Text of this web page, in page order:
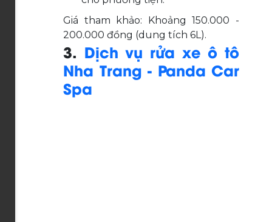
Giá tham khảo: Khoảng 150.000 -
200.000 đồng (dung tích 6L).
3. Dịch vụ rửa xe ô tô
Nha Trang - Panda Car
Spa